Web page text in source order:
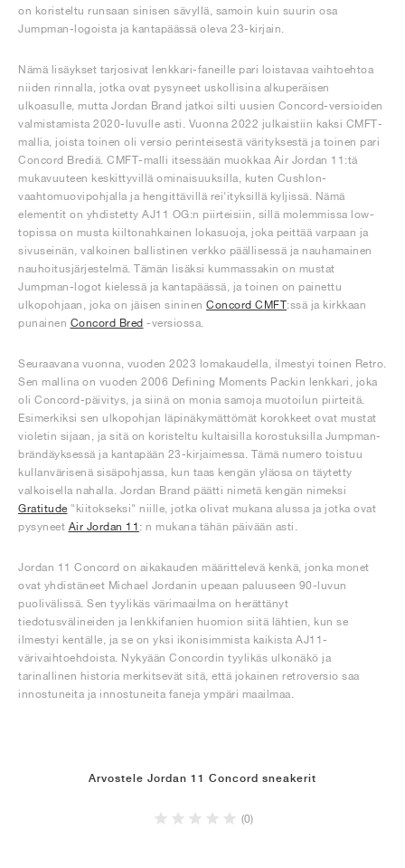
on koristeltu runsaan sinisen sävyllä, samoin kuin suurin osa
Jumpman-logoista ja kantapäässä oleva 23-kirjain.
Nämä lisäykset tarjosivat lenkkari-faneille pari loistavaa vaihtoehtoa
niiden rinnalla, jotka ovat pysyneet uskollisina alkuperäisen
ulkoasulle, mutta Jordan Brand jatkoi silti uusien Concord-versioiden
valmistamista 2020-luvulle asti. Vuonna 2022 julkaistiin kaksi CMFT-
mallia, joista toinen oli versio perinteisestä värityksestä ja toinen pari
Concord Brediä. CMFT-malli itsessään muokkaa Air Jordan 11:tä
mukavuuteen keskittyvillä ominaisuuksilla, kuten Cushlon-
vaahtomuovipohjalla ja hengittävillä rei'ityksillä kyljissä. Nämä
elementit on yhdistetty AJ11 OG:n piirteisiin, sillä molemmissa low-
topissa on musta kiiltonahkainen lokasuoja, joka peittää varpaan ja
sivuseinän, valkoinen ballistinen verkko päällisessä ja nauhamainen
nauhoitusjärjestelmä. Tämän lisäksi kummassakin on mustat
Jumpman-logot kielessä ja kantapäässä, ja toinen on painettu
ulkopohjaan, joka on jäisen sininen Concord CMFT:ssä ja kirkkaan
punainen Concord Bred -versiossa.
Seuraavana vuonna, vuoden 2023 lomakaudella, ilmestyi toinen Retro.
Sen mallina on vuoden 2006 Defining Moments Packin lenkkari, joka
oli Concord-päivitys, ja siinä on monia samoja muotoilun piirteitä.
Esimerkiksi sen ulkopohjan läpinäkymättömät korokkeet ovat mustat
violetin sijaan, ja sitä on koristeltu kultaisilla korostuksilla Jumpman-
brändäyksessä ja kantapään 23-kirjaimessa. Tämä numero toistuu
kullanvärisenä sisäpohjassa, kun taas kengän yläosa on täytetty
valkoisella nahalla. Jordan Brand päätti nimetä kengän nimeksi
Gratitude "kiitokseksi" niille, jotka olivat mukana alussa ja jotka ovat
pysyneet Air Jordan 11 : n mukana tähän päivään asti.
Jordan 11 Concord on aikakauden määrittelevä kenkä, jonka monet
ovat yhdistäneet Michael Jordanin upeaan paluuseen 90-luvun
puolivälissä. Sen tyylikäs värimaailma on herättänyt
tiedotusvälineiden ja lenkkifanien huomion siitä lähtien, kun se
ilmestyi kentälle, ja se on yksi ikonisimmista kaikista AJ11-
värivaihtoehdoista. Nykyään Concordin tyylikäs ulkonäkö ja
tarinallinen historia merkitsevät sitä, että jokainen retroversio saa
innostuneita ja innostuneita faneja ympäri maailmaa.
Arvostele Jordan 11 Concord sneakerit
(0)